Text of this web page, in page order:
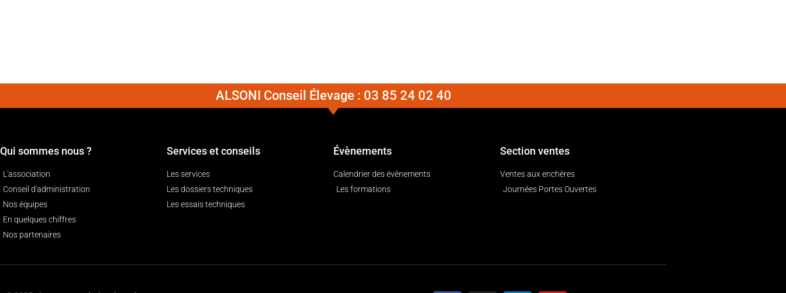
ALSONI Conseil Élevage : 03 85 24 02 40
Qui sommes nous ?
L'association
Conseil d'administration
Nos équipes
En quelques chiffres
Nos partenaires
Services et conseils
Les services
Les dossiers techniques
Les essais techniques
Évènements
Calendrier des évènements
Les formations
Section ventes
Ventes aux enchères
Journées Portes Ouvertes